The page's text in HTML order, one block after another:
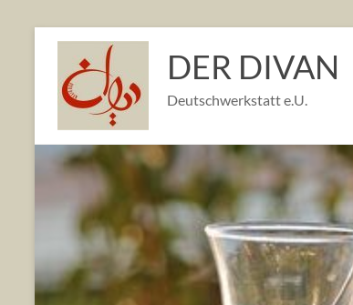
springen
DER DIVAN
Deutschwerkstatt e.U.